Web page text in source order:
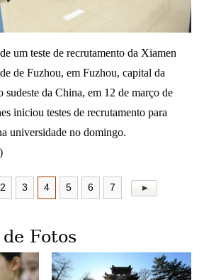
um teste de recrutamento da Xiamen
de Fuzhou, em Fuzhou, capital da
da China, em 12 de março de
iniciou testes de recrutamento para
universidade no domingo.
2 3 4 5 6 7
Fotos